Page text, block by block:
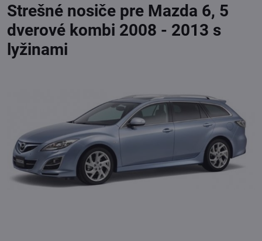
Strešné nosiče pre Mazda 6, 5
dverové kombi 2008 - 2013 s
lyžinami